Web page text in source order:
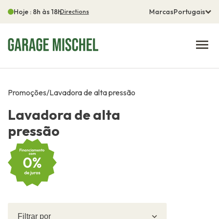
Hoje : 8h às 18hDirections MarcasPortugais
Promoções/Lavadora de alta pressão
Lavadora de alta
pressão